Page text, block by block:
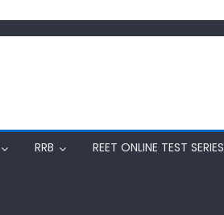
RRB REET ONLINE TEST SERIES